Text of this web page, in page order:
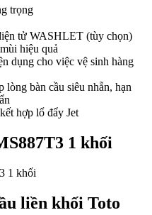
trọng
tử WASHLET (tùy chọn)
hiệu quả
dụng cho việc vệ sinh hàng
lòng bàn cầu siêu nhẵn, hạn
hợp lổ đẩy Jet
1 khối
liền khối Toto